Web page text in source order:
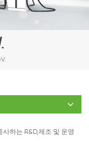
하는 R&D,제조 및 운영